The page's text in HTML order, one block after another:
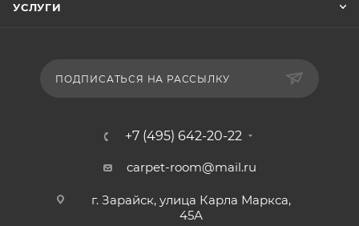
УСЛУГИ
ПОДПИСАТЬСЯ НА РАССЫЛКУ
+7 (495) 642-20-22
carpet-room@mail.ru
г. Зарайск, улица Карла Маркса,
45А